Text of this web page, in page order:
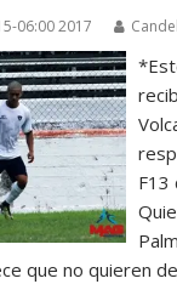
06:00 2017
F13
que no quieren